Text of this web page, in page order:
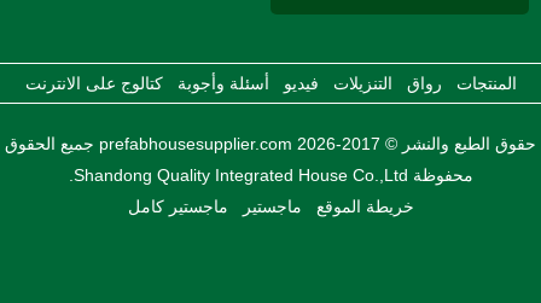
المنتجات رواق التنزيلات فيديو أسئلة وأجوبة كتالوج على الانترنت
حقوق الطبع والنشر © 2017-2026 prefabhousesupplier.com جميع الحقوق
محفوظة Shandong Quality Integrated House Co.,Ltd.
خريطة الموقع
ماجستير ماجستير كامل